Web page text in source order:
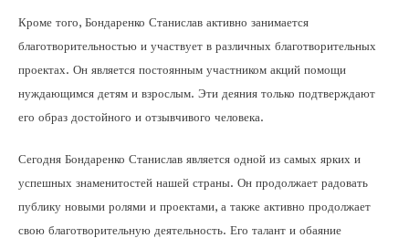
Кроме того, Бондаренко Станислав активно занимается
благотворительностью и участвует в различных благотворительных
проектах. Он является постоянным участником акций помощи
нуждающимся детям и взрослым. Эти деяния только подтверждают
его образ достойного и отзывчивого человека.
Сегодня Бондаренко Станислав является одной из самых ярких и
успешных знаменитостей нашей страны. Он продолжает радовать
публику новыми ролями и проектами, а также активно продолжает
свою благотворительную деятельность. Его талант и обаяние